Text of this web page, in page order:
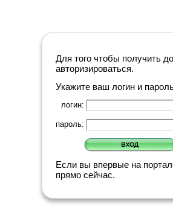
Для того чтобы получить
авторизироваться.
Укажите ваш логин и
логин:
пароль:
Если вы впервые на
прямо сейчас.